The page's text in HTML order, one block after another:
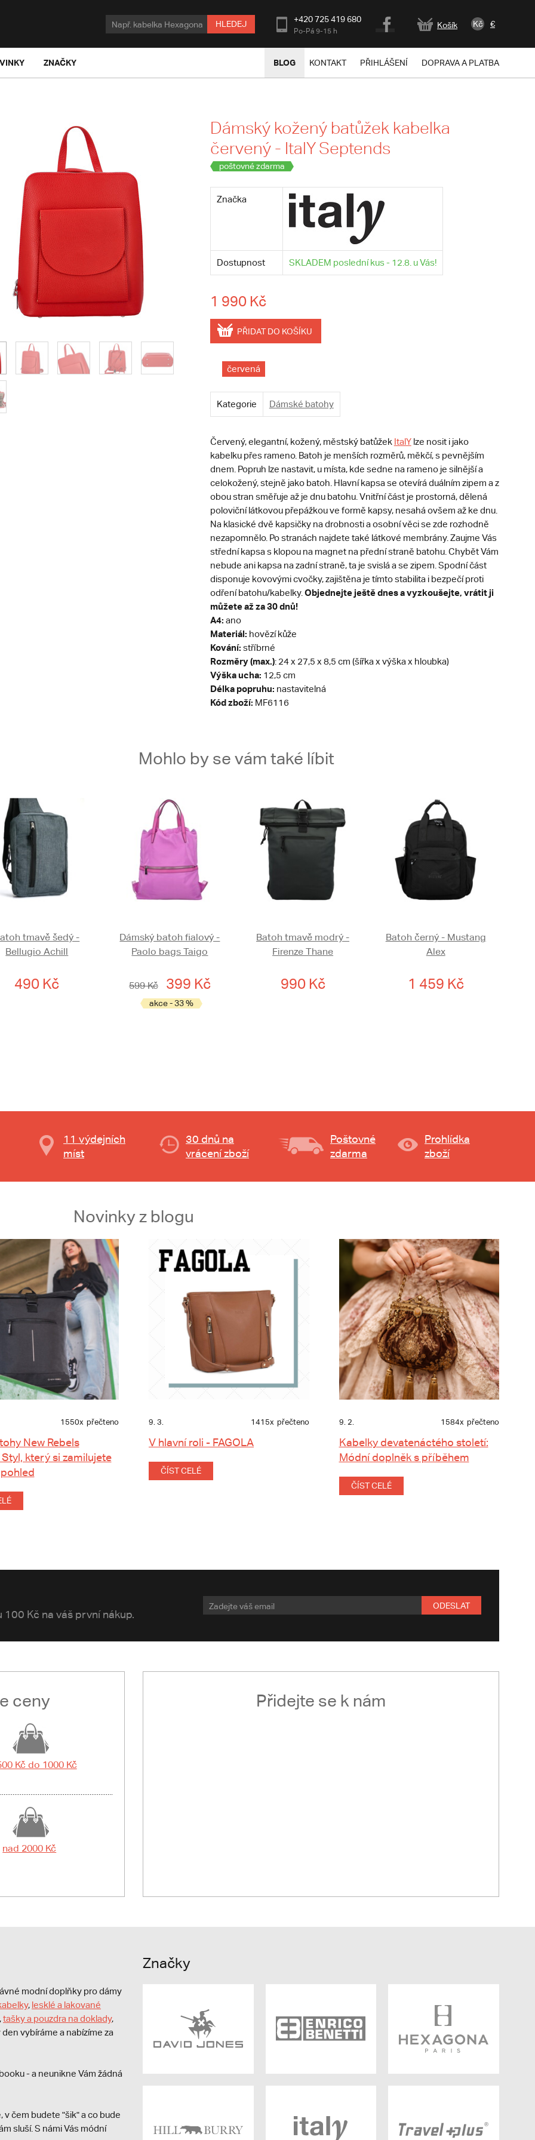
HLEDEJ +420 725 419 680
Po-Pá 9-15 h
Košík Kč €
ZNAČKY BLOG KONTAKT PŘIHLÁŠENÍ DOPRAVA A PLATBA
Dámský kožený batůžek kabelka
červený - ItalY Septends
poštovné zdarma
Značka
Dostupnost SKLADEM poslední kus - 12.8. u Vás!
1 990 Kč
PŘIDAT DO KOŠÍKU
červená
Kategorie Dámské batohy
Červený, elegantní, kožený, městský batůžek ItalYlze nosit i jako
kabelku přes rameno. Batoh je menších rozměrů, měkčí, s pevnějším
dnem. Popruh lze nastavit, u místa, kde sedne na rameno je silnější a
celokožený, stejně jako batoh. Hlavní kapsa se otevírá duálním zipem a z
obou stran směřuje až je dnu batohu. Vnitřní část je prostorná, dělená
poloviční látkovou přepážkou ve formě kapsy, nesahá ovšem až ke dnu.
Na klasické dvě kapsičky na drobnosti a osobní věci se zde rozhodně
nezapomnělo. Po stranách najdete také látkové membrány. Zaujme Vás
střední kapsa s klopou na magnet na přední straně batohu. Chybět Vám
nebude ani kapsa na zadní straně, ta je svislá a se zipem. Spodní část
disponuje kovovými cvočky, zajištěna je tímto stabilita i bezpečí proti
odření batohu/kabelky. Objednejte ještě dnes a vyzkoušejte, vrátit ji
můžete až za 30 dnů!
A4: ano
Materiál: hovězí kůže
Kování: stříbrné
Rozměry (max.): 24 x 27,5 x 8,5 cm (šířka x výška x hloubka)
Výška ucha: 12,5 cm
Délka popruhu: nastavitelná
Kód zboží: MF6116
Mohlo by se vám také líbit
tmavě šedý -
Bellugio Achill
490 Kč
Dámský batoh fialový -
Paolo bags Taigo
599 Kč 399 Kč
akce - 33 %
Batoh tmavě modrý -
Firenze Thane
990 Kč
Batoh černý - Mustang
Alex
1 459 Kč
11 výdejních
míst
30 dnů na
vrácení zboží
Poštovné
zdarma
Prohlídka
zboží
Novinky z blogu
1550x přečteno
New Rebels
který si zamilujete
9. 3. 1415x přečteno
V hlavní roli - FAGOLA
ČÍST CELÉ
9. 2. 1584x přečteno
Kabelky devatenáctého století:
Módní doplněk s příběhem
ČÍST CELÉ
Kč na váš první nákup.
ODESLAT
ceny
Kč do 1000 Kč
nad 2000 Kč
Přidejte se k nám
modní doplňky pro dámy
, lesklé a lakované
,tašky a pouzdra na doklady,
vybíráme a nabízíme za
- a neunikne Vám žádná
v čem budete "šik" a co bude
sluší. S námi Vás módní
Značky